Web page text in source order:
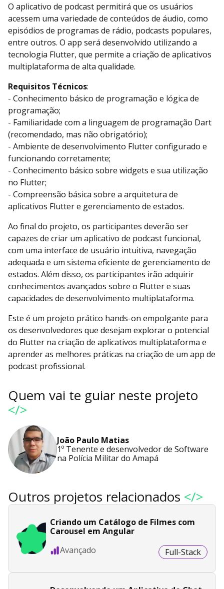
O aplicativo de podcast permitirá que os usuários
acessem uma variedade de conteúdos de áudio, como
episódios de programas de rádio, podcasts populares,
entre outros. O app será desenvolvido utilizando a
tecnologia Flutter, que permite a criação de aplicativos
multiplataforma de alta qualidade.
Requisitos Técnicos:
- Conhecimento básico de programação e lógica de
programação;
- Familiaridade com a linguagem de programação Dart
(recomendado, mas não obrigatório);
- Ambiente de desenvolvimento Flutter configurado e
funcionando corretamente;
- Conhecimento básico sobre widgets e sua utilização
no Flutter;
- Compreensão básica sobre a arquitetura de
aplicativos Flutter e gerenciamento de estados.
Ao final do projeto, os participantes deverão ser
capazes de criar um aplicativo de podcast funcional,
com uma interface de usuário intuitiva, navegação
adequada e um sistema eficiente de gerenciamento de
estados. Além disso, os participantes irão adquirir
conhecimentos avançados sobre o Flutter e suas
capacidades de desenvolvimento multiplataforma.
Este é um projeto prático hands-on empolgante para
os desenvolvedores que desejam explorar o potencial
do Flutter na criação de aplicativos multiplataforma e
aprender as melhores práticas na criação de um app de
podcast profissional.
Quem vai te guiar neste projeto
</>
João Paulo Matias
1º Tenente e desenvolvedor de Software
na Polícia Militar do Amapá
Outros projetos relacionados </>
Criando um Catálogo de Filmes com
Carousel em Angular
Avançado
Full-Stack